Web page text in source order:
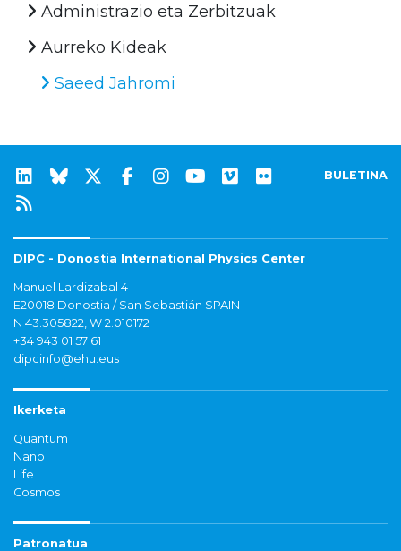
Administrazio eta Zerbitzuak
Aurreko Kideak
Saeed Jahromi
BULETINA
DIPC - Donostia International Physics Center
Manuel Lardizabal 4
E20018 Donostia / San Sebastián SPAIN
N 43.305822, W 2.010172
+34 943 01 57 61
dipcinfo@ehu.eus
Ikerketa
Quantum
Nano
Life
Cosmos
Patronatua